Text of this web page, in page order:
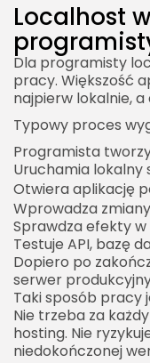
Localhost
Dla programisty
pracy. Większość
najpierw lokalnie,
Typowy proces
Programista
Uruchamia lokalny
Otwiera aplikację
Wprowadza
Sprawdza efekty
Testuje API, bazę
Dopiero po
serwer
Taki sposób pracy
Nie trzeba za
hosting. Nie
niedokończonej